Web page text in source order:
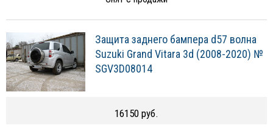
Защита заднего бампера d57 волна
Suzuki Grand Vitara 3d (2008-2020) №
SGV3D08014
16150 руб.